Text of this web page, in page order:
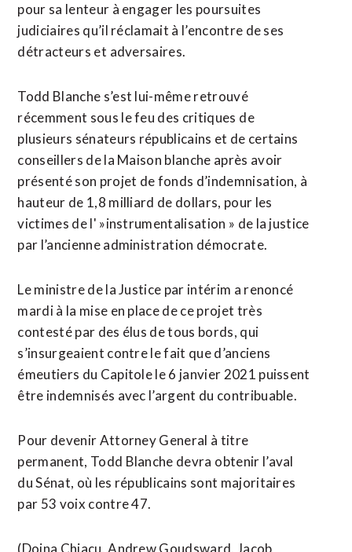
pour sa lenteur à engager les poursuites
judiciaires qu’il réclamait à l’encontre de ses
détracteurs et ⁠adversaires.
Todd ‌Blanche s’est lui-même retrouvé
récemment sous le feu des critiques ⁠de
plusieurs sénateurs républicains et de certains
conseillers ​de la ​Maison blanche après avoir
présenté son projet de fonds d’indemnisation, à
hauteur ​de 1,8 milliard de dollars, pour les
victimes de l' »instrumentalisation » de la justice
par l’ancienne administration ‌démocrate.
Le ministre de ​la Justice par intérim a renoncé
mardi à la mise en place ​de ce projet très
contesté par des élus de tous bords, qui
s’insurgeaient contre le fait que d’anciens
émeutiers du Capitole le 6 janvier 2021 puissent
être indemnisés avec l’argent du contribuable.
Pour devenir Attorney General à titre
permanent, Todd Blanche devra ⁠obtenir l’aval
du Sénat, où les républicains sont majoritaires
par 53 voix contre 47.
(Doina Chiacu, Andrew Goudsward, Jacob ​